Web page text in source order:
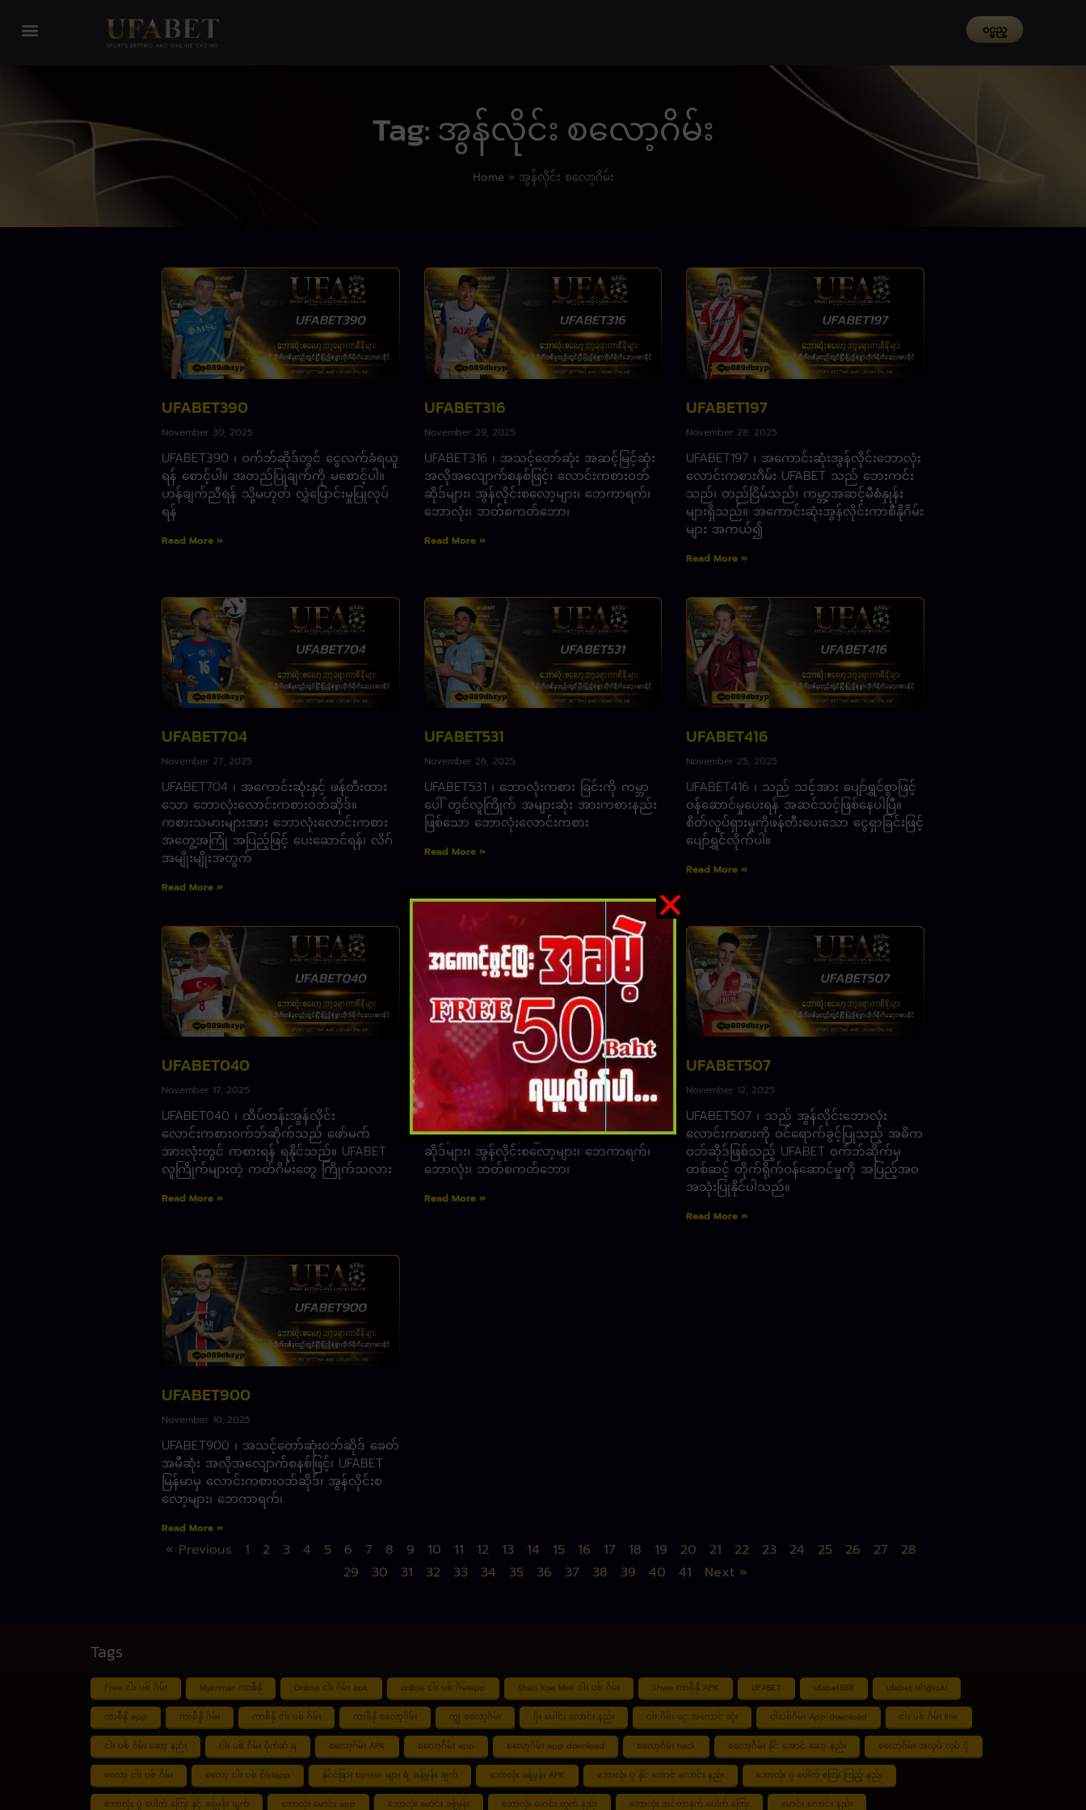
၀င္မည္
Tag: အွန်လိုင်း စလော့ဂိမ်း
Home» အွန်လိုင်း စလော့ဂိမ်း
UFABET390
November 30, 2025
UFABET390 ၊ ဝက်ဘ်ဆိုဒ်တွင် ငွေလက်ခံရယူ
ရန် စောင့်ပါ။ အတည်ပြုချက်ကို မစောင့်ပါ။
ဟန်ချက်ညီရန် သို့မဟုတ် လွှဲပြောင်းမှုပြုလုပ်
ရန်
Read More »
UFABET316
November 29, 2025
UFABET316 ၊ အသင့်တော်ဆုံး အဆင့်မြင့်ဆုံး
အလိုအလျောက်စနစ်ဖြင့်၊ လောင်းကစားဝဘ်
ဆိုဒ်များ၊ အွန်လိုင်းစလော့များ၊ ဘေကာရက်၊
ဘောလုံး၊ ဘတ်စကတ်ဘော၊
Read More »
UFABET197
November 28, 2025
UFABET197 ၊ အကောင်းဆုံးအွန်လိုင်းဘောလုံး
လောင်းကစားဂိမ်း UFABET သည် ဘေးကင်း
သည်၊ တည်ငြိမ်သည်၊ ကမ္ဘာ့အဆင့်မီစံနှုန်း
များရှိသည်။ အကောင်းဆုံးအွန်လိုင်းကာစီနိုဂိမ်း
များ အကယ်၍
Read More »
UFABET704
November 27, 2025
UFABET704 ၊ အကောင်းဆုံးနှင့် ဖန်တီးထား
သော ဘောလုံးလောင်းကစားဝဘ်ဆိုဒ်။
ကစားသမားများအား ဘောလုံးလောင်းကစား
အတွေ့အကြုံ အပြည့်ဖြင့် ပေးဆောင်ရန်၊ လိဂ်
အမျိုးမျိုးအတွက်
Read More »
UFABET531
November 26, 2025
UFABET531 ၊ ဘောလုံးကစား ခြင်းကို ကမ္ဘာ
ပေါ် တွင်လူကြိုက် အများဆုံး အားကစားနည်း
ဖြစ်သော ဘောလုံးလောင်းကစား
Read More »
UFABET416
November 25, 2025
UFABET416 ၊ သည် သင့်အား ပျော်ရွှင်စွာဖြင့်
ဝန်ဆောင်မှုပေးရန် အဆင်သင့်ဖြစ်နေပါပြီ။
စိတ်လှုပ်ရှားမှုကိုဖန်တီးပေးသော ငွေရှာခြင်းဖြင့်
ပျော်ရွှင်လိုက်ပါ။
Read More »
UFABET040
November 17, 2025
UFABET040 ၊ ထိပ်တန်းအွန်လိုင်း
လောင်းကစားဝက်ဘ်ဆိုက်သည် ဖော်မက်
အားလုံးတွင် ကစားရန် ရနိုင်သည်။ UFABET
လူကြိုက်များတဲ့ ကတ်ဂိမ်းတွေ ကြိုက်သလား
Read More »
UFABET607
November 14, 2025
UFABET607 ၊ အသင့်တော်ဆုံး အဆင့်မြင့်ဆုံး
အလိုအလျောက်စနစ်ဖြင့်၊ လောင်းကစားဝဘ်
ဆိုဒ်များ၊ အွန်လိုင်းစလော့များ၊ ဘေကာရက်၊
ဘောလုံး၊ ဘတ်စကတ်ဘော၊
Read More »
UFABET507
November 12, 2025
UFABET507 ၊ သည် အွန်လိုင်းဘောလုံး
လောင်းကစားကို ဝင်ရောက်ခွင့်ပြုသည့် အဓိက
ဝဘ်ဆိုဒ်ဖြစ်သည့် UFABET ဝက်ဘ်ဆိုက်မှ
တစ်ဆင့် တိုက်ရိုက်ဝန်ဆောင်မှုကို အပြည့်အဝ
အသုံးပြုနိုင်ပါသည်။
Read More »
UFABET900
November 10, 2025
UFABET900 ၊ အသင့်တော်ဆုံးဝဘ်ဆိုဒ် ခေတ်
အမီဆုံး အလိုအလျောက်စနစ်ဖြင့်၊ UFABET
မြန်မာမှ လောင်းကစားဝဘ်ဆိုဒ်၊ အွန်လိုင်းစ
လော့များ၊ ဘေကာရက်၊
Read More »
« Previous 1 2 3 4 5 6 7 8 9 10 11 12 13 14 15 16 17 18 19 20 21 22 23 24 25 26 27
28
29
30 31 32 33 34 35 36 37 38 39 40 41 Next »
Tags
Free ငါး ပစ် ဂိမ်း Myanmar ကာစီနို Online ငါး ဂိမ်း apk online ငါး ပစ် ဂိမ်းapp Shan Koe Mee ငါး ပစ် ဂိမ်း Shwe ကာစီနို APK UFABET ufabet888 ufabet เข้าสู่ระบบ
ကာစီနို app ကာစီနို ဂိမ်း ကာစီနို ငါး ပစ် ဂိမ်း ကာစီနို စလော့ဂိမ်း ကျွဲ စလော့ဂိမ်း ဂိုး ပေါင်း လောင်း နည်း ငါး ဂိမ်း ငွေ အကောင် ဆုံး ငါးပစ်ဂိမ်း App download ငါး ပစ် ဂိမ်း link
ငါး ပစ် ဂိမ်း ဆော့ နည်း ငါး ပစ် ဂိမ်း ပိုက်ဆံ ရ စလော့ဂိမ်း APK စလော့ဂိမ်း app စလော့ဂိမ်း app download စလော့ဂိမ်း hack စလော့ဂိမ်း နိုင် အောင် ဆော့ နည်း စလော့ဂိမ်း အလုပ် လုပ် ပုံ
စလော့ ငါး ပစ် ဂိမ်း စလော့ ငါး ပစ် ဂိမ်းapp နိုင်ငံခြား tipster များ ရဲ့ ခန့်မှန်း ချက် ဘောလုံး ခန့်မှန်း APK ဘောလုံး ပွဲ နိုင် အောင် လောင်း နည်း ဘောလုံး ပွဲ ပေါက် ကြေး ကြည့် နည်း
ဘောလုံး ပွဲ ပေါက် ကြေး နှင့် ခန့်မှန်း ချက် ဘောလုံး မောင်း app ဘောလုံး မောင်း ခန့်မှန်း ဘောလုံး မောင်း တွက် နည်း ဘောလုံး အင်တာနက် ပေါက် ကြေး မောင်း လောင်း နည်း